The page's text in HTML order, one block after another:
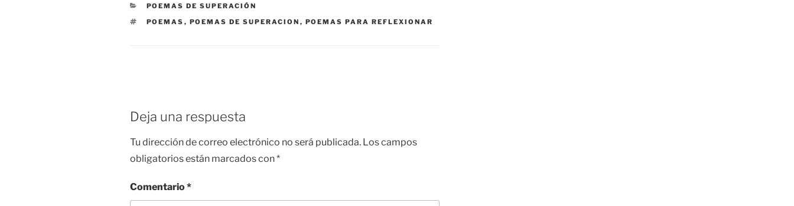
CATEGORÍAS
POEMAS DE SUPERACIÓN
ETIQUETAS
POEMAS , POEMAS DE SUPERACION , POEMAS PARA REFLEXIONAR
Deja una respuesta
Tu dirección de correo electrónico no será publicada. Los campos
obligatorios están marcados con*
Comentario*